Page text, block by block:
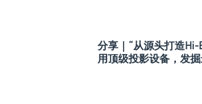
分享｜“从源头打造Hi-
用顶级投影设备，发